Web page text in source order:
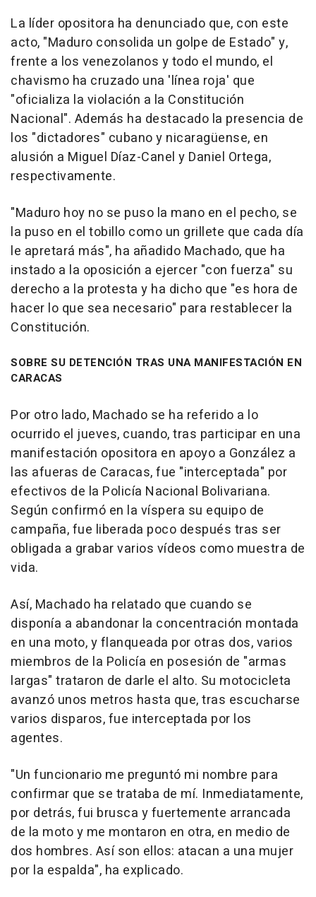
La líder opositora ha denunciado que, con este
acto, "Maduro consolida un golpe de Estado" y,
frente a los venezolanos y todo el mundo, el
chavismo ha cruzado una 'línea roja' que
"oficializa la violación a la Constitución
Nacional". Además ha destacado la presencia de
los "dictadores" cubano y nicaragüense, en
alusión a Miguel Díaz-Canel y Daniel Ortega,
respectivamente.
"Maduro hoy no se puso la mano en el pecho, se
la puso en el tobillo como un grillete que cada día
le apretará más", ha añadido Machado, que ha
instado a la oposición a ejercer "con fuerza" su
derecho a la protesta y ha dicho que "es hora de
hacer lo que sea necesario" para restablecer la
Constitución.
SOBRE SU DETENCIÓN TRAS UNA MANIFESTACIÓN EN
CARACAS
Por otro lado, Machado se ha referido a lo
ocurrido el jueves, cuando, tras participar en una
manifestación opositora en apoyo a González a
las afueras de Caracas, fue "interceptada" por
efectivos de la Policía Nacional Bolivariana.
Según confirmó en la víspera su equipo de
campaña, fue liberada poco después tras ser
obligada a grabar varios vídeos como muestra de
vida.
Así, Machado ha relatado que cuando se
disponía a abandonar la concentración montada
en una moto, y flanqueada por otras dos, varios
miembros de la Policía en posesión de "armas
largas" trataron de darle el alto. Su motocicleta
avanzó unos metros hasta que, tras escucharse
varios disparos, fue interceptada por los
agentes.
"Un funcionario me preguntó mi nombre para
confirmar que se trataba de mí. Inmediatamente,
por detrás, fui brusca y fuertemente arrancada
de la moto y me montaron en otra, en medio de
dos hombres. Así son ellos: atacan a una mujer
por la espalda", ha explicado.